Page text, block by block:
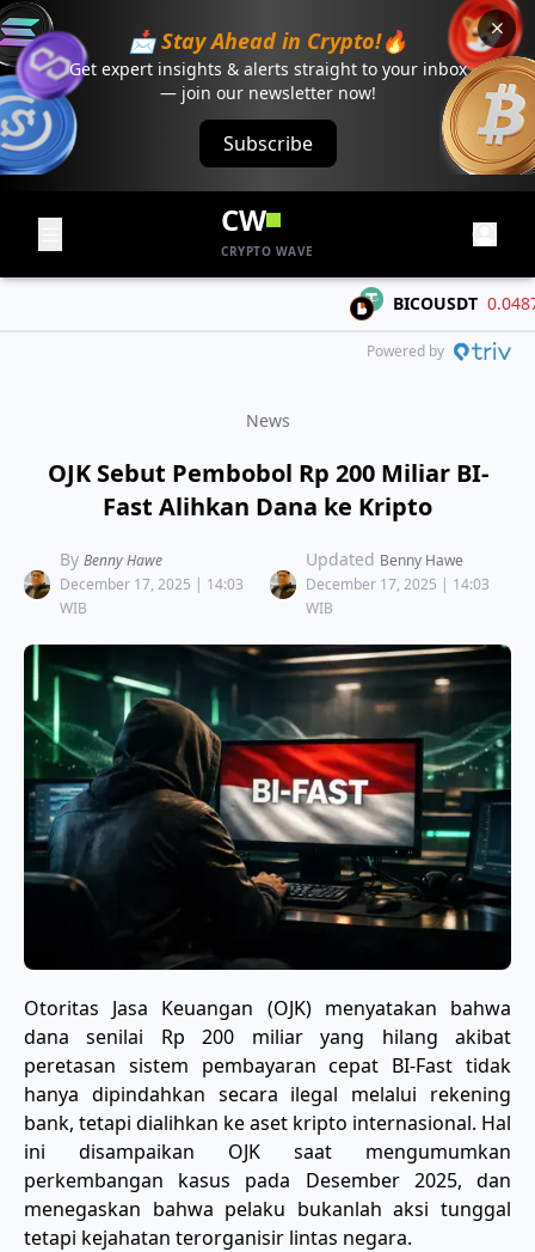
📩 Stay Ahead in Crypto!🔥
Get expert insights & alerts straight to your inbox
— join our newsletter now!
Subscribe
CW
CRYPTO WAVE
BICOUSDT 0.04877
Powered by
News
OJK Sebut Pembobol Rp 200 Miliar BI-
Fast Alihkan Dana ke Kripto
By Benny Hawe
December 17, 2025 | 14:03
WIB
Updated Benny Hawe
December 17, 2025 | 14:03
WIB
Otoritas Jasa Keuangan (OJK) menyatakan bahwa
dana senilai Rp 200 miliar yang hilang akibat
peretasan sistem pembayaran cepat BI-Fast tidak
hanya dipindahkan secara ilegal melalui rekening
bank, tetapi dialihkan ke aset kripto internasional. Hal
ini disampaikan OJK saat mengumumkan
perkembangan kasus pada Desember 2025, dan
menegaskan bahwa pelaku bukanlah aksi tunggal
tetapi kejahatan terorganisir lintas negara.